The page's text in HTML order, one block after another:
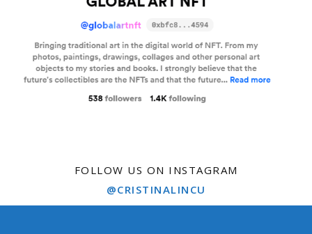
FOLLOW US ON INSTAGRAM
@CRISTINALINCU